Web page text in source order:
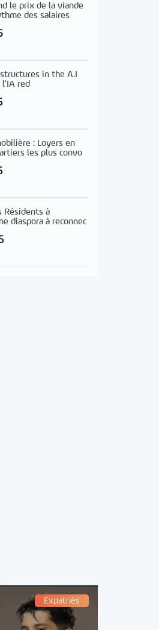
le prix de la viande
des salaires
in the A.I
red
: Loyers en
les plus convo
Résidents à
diaspora à reconnec
Expatriés